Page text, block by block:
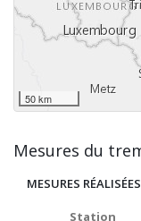
50 km
Mesures du
MESURES
Station